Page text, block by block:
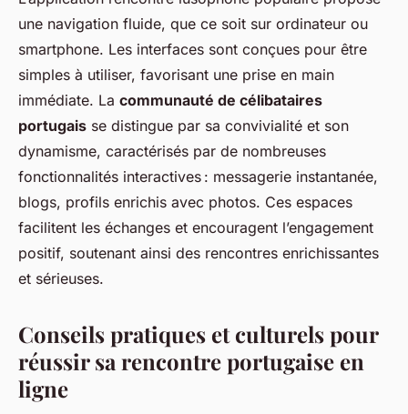
une navigation fluide, que ce soit sur ordinateur ou
smartphone. Les interfaces sont conçues pour être
simples à utiliser, favorisant une prise en main
immédiate. La communauté de célibataires
portugais se distingue par sa convivialité et son
dynamisme, caractérisés par de nombreuses
fonctionnalités interactives : messagerie instantanée,
blogs, profils enrichis avec photos. Ces espaces
facilitent les échanges et encouragent l’engagement
positif, soutenant ainsi des rencontres enrichissantes
et sérieuses.
Conseils pratiques et culturels pour
réussir sa rencontre portugaise en
ligne